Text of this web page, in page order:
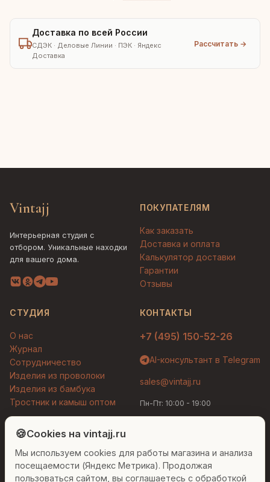
Доставка по всей России
СДЭК · Деловые Линии · ПЭК · Яндекс
Доставка
Рассчитать →
Vintajj
Интерьерная студия с
отбором. Уникальные находки
для вашего дома.
ПОКУПАТЕЛЯМ
Как заказать
Доставка и оплата
Калькулятор доставки
Гарантии
Отзывы
СТУДИЯ
О нас
Журнал
Сотрудничество
Изделия из проволоки
Изделия из бамбука
Тростник и камыш оптом
КОНТАКТЫ
+7 (495) 150-52-26
AI-консультант в Telegram
sales@vintajj.ru
Пн-Пт: 10:00 - 19:00
© 2026 Vintajj. Все права защищены.
Договор оферты
Политика конфиденциальности
Согласие на обработку ПДн
Настройки cookies
🍪Cookies на vintajj.ru
Мы используем cookies для работы магазина и анализа
посещаемости (Яндекс Метрика). Продолжая
пользоваться сайтом, вы соглашаетесь с обработкой
Людмила
Привет! Я Людмила, ваш персональный
консультант по декору. Чем могу помочь?